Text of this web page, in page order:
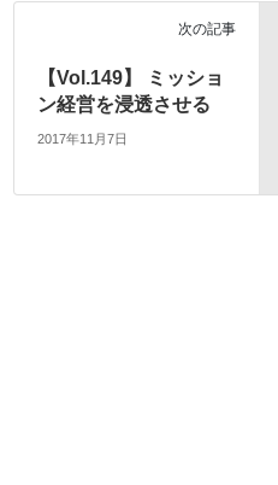
次の記事
【Vol.149】 ミッショ
ン経営を浸透させる
2017年11月7日